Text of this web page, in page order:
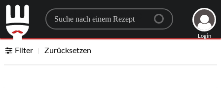
Search for a recipe
Login
Filter Zurücksetzen